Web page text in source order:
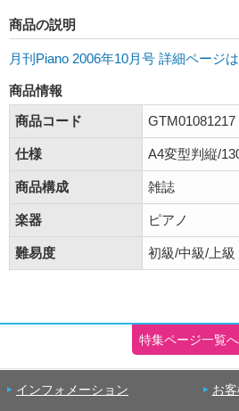
商品の説明
月刊Piano 2006年10月号 詳細ページ
商品情報
商品コード
GTM01081217
仕様 A4変型判縦/
商品構成 雑誌
楽器 ピアノ
難易度 初級/中級/上級
特集ページ一覧へ
インフォメーション お